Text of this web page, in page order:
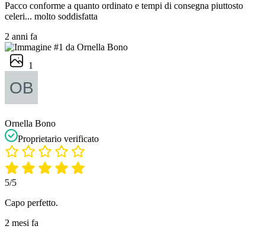
Pacco conforme a quanto ordinato e tempi di consegna piuttosto
celeri... molto soddisfatta
2 anni fa
1
Ornella Bono
Proprietario verificato
5/5
Capo perfetto.
2 mesi fa